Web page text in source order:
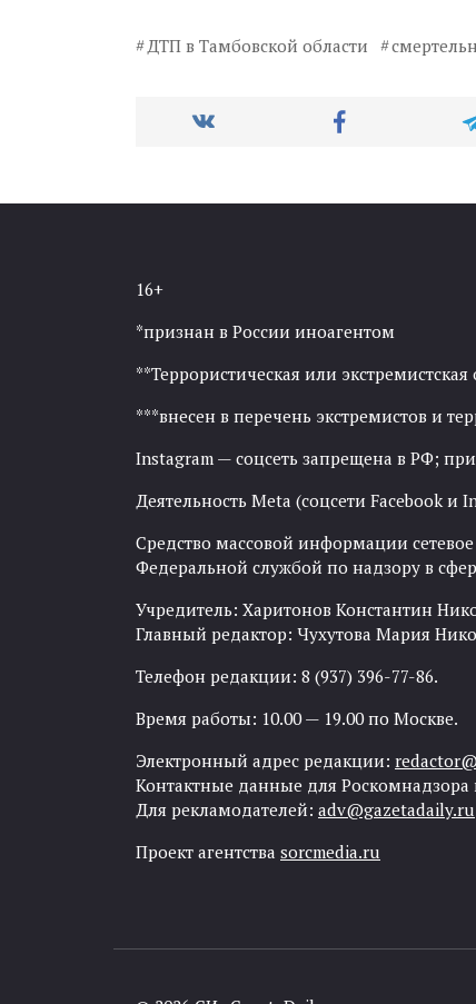
ДТП в Тамбовской области
16+
*признан в России иноагентом
**Террористическая или
***внесен в перечень экстремистов и
Instagram — соцсеть запрещена в РФ;
Деятельность Meta (соцсети Facebook и
Средство массовой информации
Федеральной службой по надзору в
Учредитель: Харитонов Константин
Главный редактор: Чухутова Мария
Телефон редакции: 8 (937) 396-77-86.
Время работы: 10.00 — 19.00 по Москве.
Электронный адрес редакции:
Контактные данные для Роскомнадзора
Для рекламодателей: adv@gazetadaily.ru
Проект агентства sorcmedia.ru